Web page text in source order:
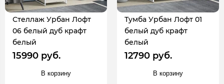
Стеллаж Урбан Лофт
06 белый дуб крафт
белый
15990 руб.
В корзину
Тумба Урбан Лофт 01
белый дуб крафт
белый
12790 руб.
В корзину